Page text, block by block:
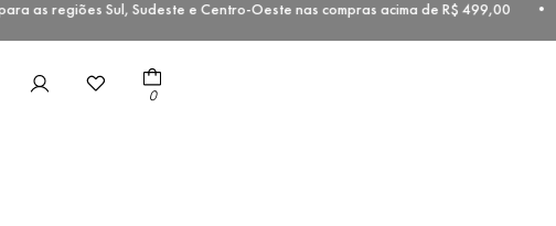
Sul, Sudeste e Centro-Oeste nas compras acima de R$
0